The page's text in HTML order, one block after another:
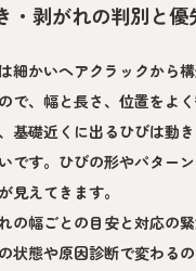
・剥がれの判別と優
細かいヘアクラックから
で、幅と長さ、位置をよく
基礎近くに出るひびは動
です。ひびの形やパター
見えてきます。
の幅ごとの目安と対応の緊
状態や原因診断で変わる